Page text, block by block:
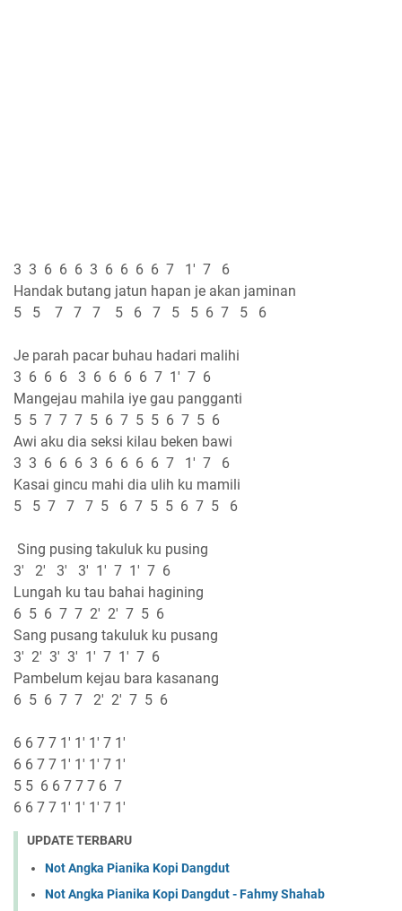
3 3 6 6 6 3 6 6 6 6 7 1' 7 6
Handak butang jatun hapan je akan jaminan
5 5 7 7 7 5 6 7 5 5 6 7 5 6
Je parah pacar buhau hadari malihi
3 6 6 6 3 6 6 6 6 7 1' 7 6
Mangejau mahila iye gau pangganti
5 5 7 7 7 5 6 7 5 5 6 7 5 6
Awi aku dia seksi kilau beken bawi
3 3 6 6 6 3 6 6 6 6 7 1' 7 6
Kasai gincu mahi dia ulih ku mamili
5 5 7 7 7 5 6 7 5 5 6 7 5 6
Sing pusing takuluk ku pusing
3' 2' 3' 3' 1' 7 1' 7 6
Lungah ku tau bahai hagining
6 5 6 7 7 2' 2' 7 5 6
Sang pusang takuluk ku pusang
3' 2' 3' 3' 1' 7 1' 7 6
Pambelum kejau bara kasanang
6 5 6 7 7 2' 2' 7 5 6
6 6 7 7 1' 1' 1' 7 1'
6 6 7 7 1' 1' 1' 7 1'
5 5 6 6 7 7 7 6 7
6 6 7 7 1' 1' 1' 7 1'
UPDATE TERBARU
Not Angka Pianika Kopi Dangdut
Not Angka Pianika Kopi Dangdut - Fahmy Shahab